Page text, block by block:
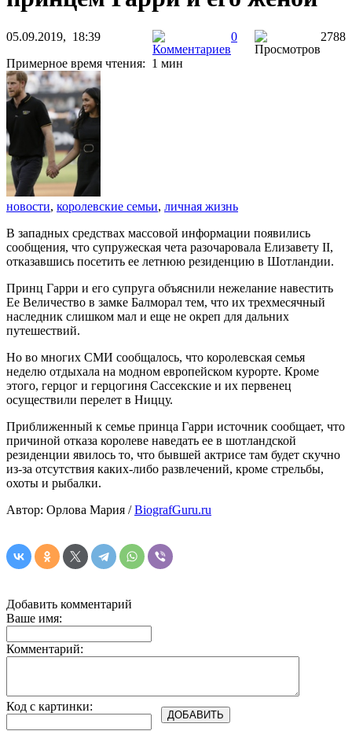
05.09.2019, 18:39 0
2788
Примерное время чтения: 1 мин
новости, королевские семьи, личная жизнь
В западных средствах массовой информации появились
сообщения, что супружеская чета разочаровала Елизавету II,
отказавшись посетить ее летнюю резиденцию в Шотландии.
Принц Гарри и его супруга объяснили нежелание навестить
Ее Величество в замке Балморал тем, что их трехмесячный
наследник слишком мал и еще не окреп для дальних
путешествий.
Но во многих СМИ сообщалось, что королевская семья
неделю отдыхала на модном европейском курорте. Кроме
этого, герцог и герцогиня Сассекские и их первенец
осуществили перелет в Ниццу.
Приближенный к семье принца Гарри источник сообщает, что
причиной отказа королеве наведать ее в шотландской
резиденции явилось то, что бывшей актрисе там будет скучно
из-за отсутствия каких-либо развлечений, кроме стрельбы,
охоты и рыбалки.
Автор: Орлова Мария /BiografGuru.ru
Добавить комментарий
Ваше имя:
Комментарий:
Код с картинки: